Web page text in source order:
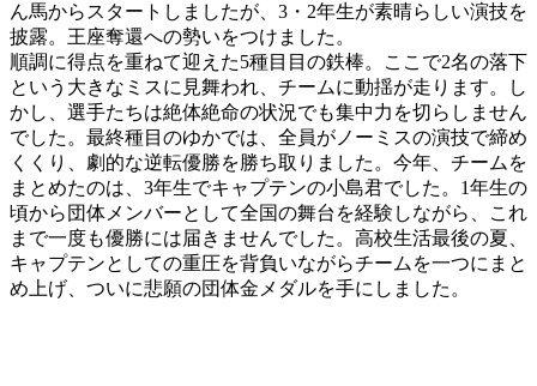
ん馬からスタートしましたが、3・2年生が素晴らしい演技を
披露。王座奪還への勢いをつけました。
順調に得点を重ねて迎えた5種目目の鉄棒。ここで2名の落下
という大きなミスに見舞われ、チームに動揺が走ります。し
かし、選手たちは絶体絶命の状況でも集中力を切らしません
でした。最終種目のゆかでは、全員がノーミスの演技で締め
くくり、劇的な逆転優勝を勝ち取りました。今年、チームを
まとめたのは、3年生でキャプテンの小島君でした。1年生の
頃から団体メンバーとして全国の舞台を経験しながら、これ
まで一度も優勝には届きませんでした。高校生活最後の夏、
キャプテンとしての重圧を背負いながらチームを一つにまと
め上げ、ついに悲願の団体金メダルを手にしました。